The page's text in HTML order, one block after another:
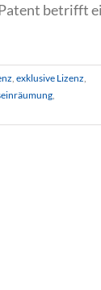
betrifft
, exklusive Lizenz,
,